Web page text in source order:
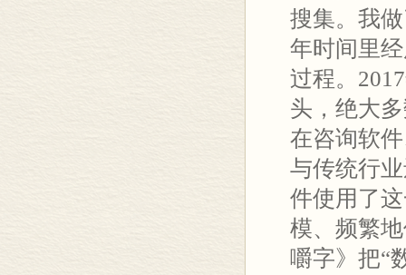
搜集。我
年时间里
过程。
头，绝大
在咨询软
与传统行
件使用了
模、频繁
嚼字》把“